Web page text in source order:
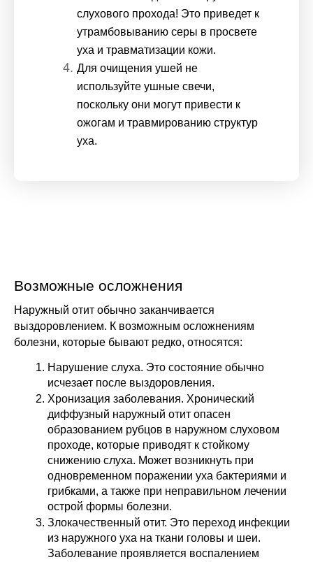
слухового прохода! Это приведет к
утрамбовыванию серы в просвете
уха и травматизации кожи.
Для очищения ушей не
используйте ушные свечи,
поскольку они могут привести к
ожогам и травмированию структур
уха.
Возможные осложнения
Наружный отит обычно заканчивается
выздоровлением. К возможным осложнениям
болезни, которые бывают редко, относятся:
Нарушение слуха. Это состояние обычно
исчезает после выздоровления.
Хронизация заболевания. Хронический
диффузный наружный отит опасен
образованием рубцов в наружном слуховом
проходе, которые приводят к стойкому
снижению слуха. Может возникнуть при
одновременном поражении уха бактериями и
грибками, а также при неправильном лечении
острой формы болезни.
Злокачественный отит. Это переход инфекции
из наружного уха на ткани головы и шеи.
Заболевание проявляется воспалением